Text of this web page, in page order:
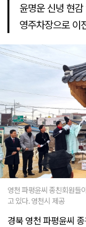
윤명운 신녕 현
영주차장으로 이
영천 파평윤씨 종친회원들
고 있다. 영천시 제공
경북 영천 파평윤씨